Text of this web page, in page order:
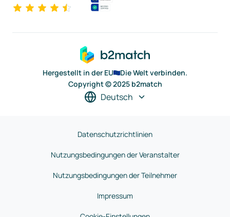
Hergestellt in der EU
Die Welt verbinden.
Copyright © 2025 b2match
Deutsch
Datenschutzrichtlinien
Nutzungsbedingungen der Veranstalter
Nutzungsbedingungen der Teilnehmer
Impressum